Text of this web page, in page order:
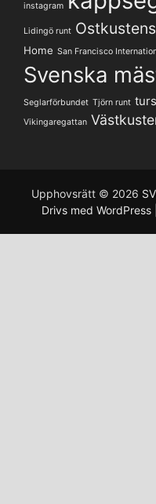
instagram
Lidingö runt
Home San Francisco
Svenska
Seglarförbundet Tjörn runt
Vikingaregattan
Upphovsrätt © 2026
Drivs med WordPress